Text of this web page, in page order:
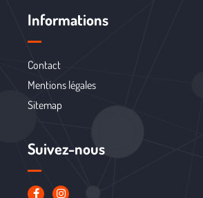
Informations
Contact
Mentions légales
Sitemap
Suivez-nous